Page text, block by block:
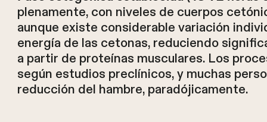
plenamente, con niveles de cuerpos
aunque existe considerable variación
energía de las cetonas, reduciendo
a partir de proteínas musculares. Los
según estudios preclínicos, y muchas
reducción del hambre, paradójicamente.